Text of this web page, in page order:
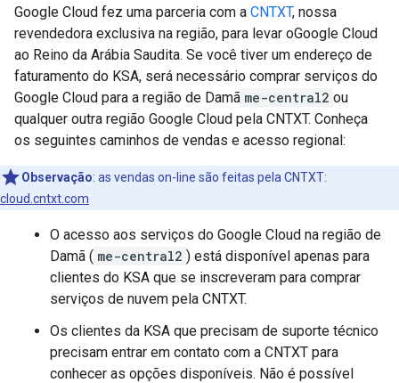
Google Cloud fez uma parceria com a CNTXT, nossa
revendedora exclusiva na região, para levar oGoogle Cloud
ao Reino da Arábia Saudita. Se você tiver um endereço de
faturamento do KSA, será necessário comprar serviços do
Google Cloud para a região de Damã me-central2 ou
qualquer outra região Google Cloud pela CNTXT. Conheça
os seguintes caminhos de vendas e acesso regional:
Observação: as vendas on-line são feitas pela CNTXT:
cloud.cntxt.com
O acesso aos serviços do Google Cloud na região de
Damã ( me-central2 ) está disponível apenas para
clientes do KSA que se inscreveram para comprar
serviços de nuvem pela CNTXT.
Os clientes da KSA que precisam de suporte técnico
precisam entrar em contato com a CNTXT para
conhecer as opções disponíveis. Não é possível